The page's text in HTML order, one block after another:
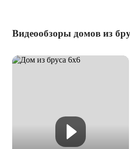
Видеообзоры домов из